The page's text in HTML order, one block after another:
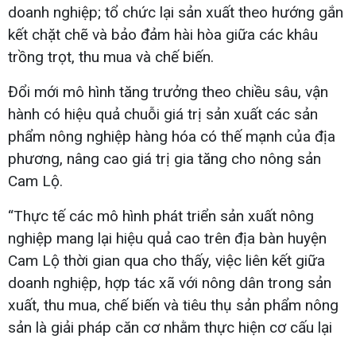
doanh nghiệp; tổ chức lại sản xuất theo hướng gắn
kết chặt chẽ và bảo đảm hài hòa giữa các khâu
trồng trọt, thu mua và chế biến.
Đổi mới mô hình tăng trưởng theo chiều sâu, vận
hành có hiệu quả chuỗi giá trị sản xuất các sản
phẩm nông nghiệp hàng hóa có thế mạnh của địa
phương, nâng cao giá trị gia tăng cho nông sản
Cam Lộ.
“Thực tế các mô hình phát triển sản xuất nông
nghiệp mang lại hiệu quả cao trên địa bàn huyện
Cam Lộ thời gian qua cho thấy, việc liên kết giữa
doanh nghiệp, hợp tác xã với nông dân trong sản
xuất, thu mua, chế biến và tiêu thụ sản phẩm nông
sản là giải pháp căn cơ nhằm thực hiện cơ cấu lại